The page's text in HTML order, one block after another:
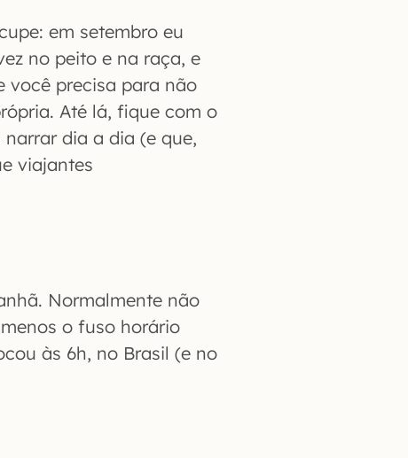
em setembro eu
no peito e na raça, e
você precisa para não
Até lá, fique com o
dia a dia (e que,
viajantes
Normalmente não
o fuso horário
às 6h, no Brasil (e no